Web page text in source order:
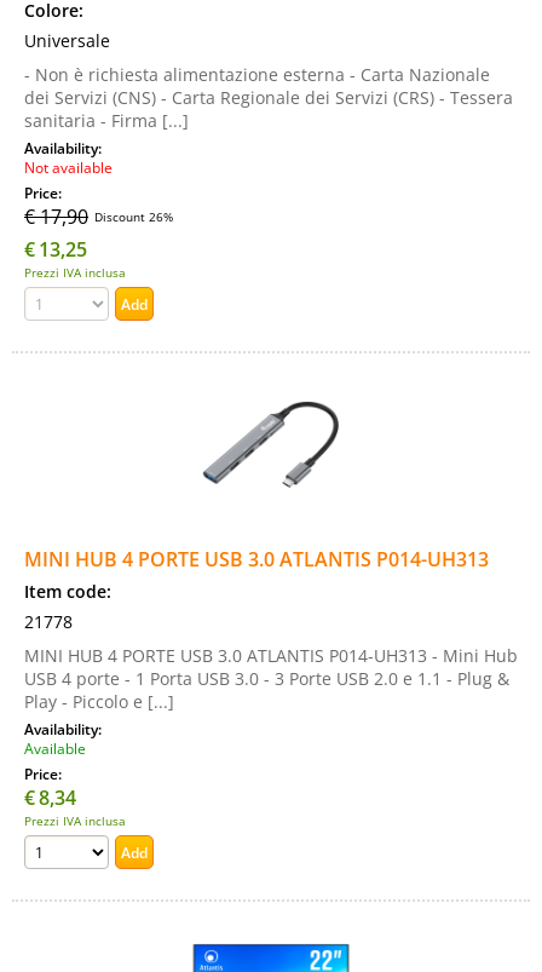
Colore:
Universale
- Non è richiesta alimentazione esterna - Carta Nazionale
dei Servizi (CNS) - Carta Regionale dei Servizi (CRS) - Tessera
sanitaria - Firma [...]
Availability:
Not available
Price:
€ 17,90 Discount 26%
€13,25
Prezzi IVA inclusa
MINI HUB 4 PORTE USB 3.0 ATLANTIS P014-UH313
Item code:
21778
MINI HUB 4 PORTE USB 3.0 ATLANTIS P014-UH313 - Mini Hub
USB 4 porte - 1 Porta USB 3.0 - 3 Porte USB 2.0 e 1.1 - Plug &
Play - Piccolo e [...]
Availability:
Available
Price:
€8,34
Prezzi IVA inclusa